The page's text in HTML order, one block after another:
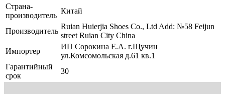
Страна-
производитель
Китай
Производитель
Ruian Huierjia Shoes Co., Ltd Add: №58 Feijun
street Ruian City China
Импортер
ИП Сорокина Е.А. г.Щучин
ул.Комсомольская д.61 кв.1
Гарантийный
срок
30